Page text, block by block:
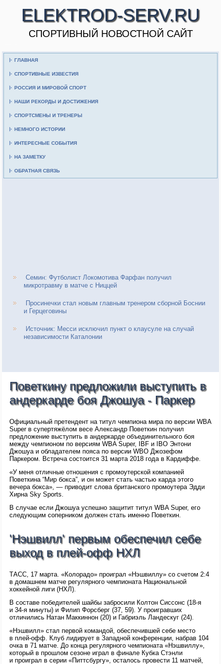
ELEKTROD-SERV.RU
CПОРТИВНЫЙ НОВОСТНОЙ САЙТ
ГЛАВНАЯ
СПОРТИВНЫЕ ИЗВЕСТИЯ
РОССИЯ И МИРОВОЙ СПОРТ
НАШИ РЕКОРДЫ И ДОСТИЖЕНИЯ
СПОРТСМЕНЫ И ТРЕНЕРЫ
НЕМНОГО ИСТОРИИ
ИНТЕРЕСНЫЕ СОБЫТИЯ
НА ЗАМЕТКУ
ОБРАТНАЯ СВЯЗЬ
Семин: Футболист Локомотива Фарфан получил
микротравму в матче с Ниццей
Просинечки стал новым главным тренером сборной Боснии
и Герцеговины
Источник: Месси исключил пункт о клаусуле на случай
независимости Каталонии
Поветкину предложили выступить в
андеркарде боя Джошуа - Паркер
Официальный претендент на титул чемпиона мира по версии WBA
Super в супертяжёлом весе Александр Поветкин получил
предложение выступить в андеркарде объединительного боя
между чемпионом по версиям WBA Super, IBF и IBO Энтони
Джошуа и обладателем пояса по версии WBO Джозефом
Паркером. Встреча состоится 31 марта 2018 года в Кардиффе.
«У меня отличные отношения с промоутерской компанией
Поветкина “Мир бокса”, и он может стать частью карда этого
вечера бокса», — приводит слова британского промоутера Эдди
Хирна Sky Sports.
В случае если Джошуа успешно защитит титул WBA Super, его
следующим соперником должен стать именно Поветкин.
'Нэшвилл' первым обеспечил себе
выход в плей-офф НХЛ
ТАСС, 17 марта. «Колорадо» проиграл «Нэшвиллу» со счетом 2:4
в домашнем матче регулярного чемпионата Национальной
хоккейной лиги (НХЛ).
В составе победителей шайбы забросили Колтон Сиссонс (18-я
и 34-я минуты) и Филип Форсберг (37, 59). У проигравших
отличились Натан Маккиннон (20) и Габриэль Ландескуг (24).
«Нэшвилл» стал первой командой, обеспечившей себе место
в плей-офф. Клуб лидирует в Западной конференции, набрав 104
очка в 71 матче. До конца регулярного чемпионата «Нэшвиллу»,
который в прошлом сезоне играл в финале Кубка Стэнли
и проиграл в серии «Питтсбургу», осталось провести 11 матчей,